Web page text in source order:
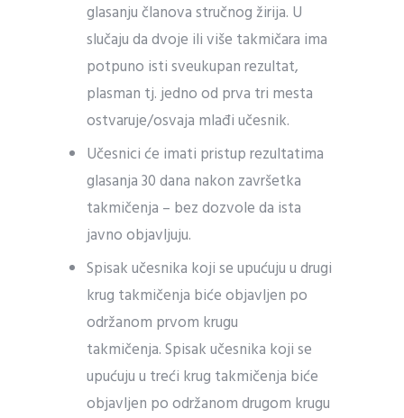
glasanju članova stručnog žirija. U
slučaju da dvoje ili više takmičara ima
potpuno isti sveukupan rezultat,
plasman tj. jedno od prva tri mesta
ostvaruje/osvaja mlađi učesnik.
Učesnici će imati pristup rezultatima
glasanja 30 dana nakon završetka
takmičenja – bez dozvole da ista
javno objavljuju.
Spisak učesnika koji se upućuju u drugi
krug takmičenja biće objavljen po
održanom prvom krugu
takmičenja. Spisak učesnika koji se
upućuju u treći krug takmičenja biće
objavljen po održanom drugom krugu